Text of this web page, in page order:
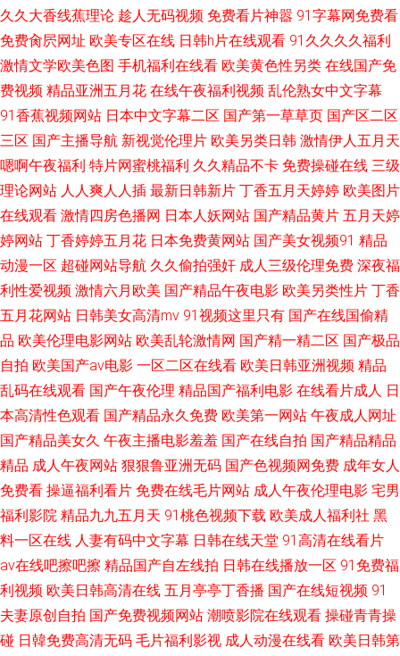
小说网 男女精品一区 国产A视频 91免費 九月激情网 视频内射青青91 伦理剧
网站 成人久久免费视频 51色女婷婷导航 999日本黄色A片CDQaesryJqHBE
绿巨人破解深夜无限 国产视频网 91同性恋羞羞91 欧美三级TV 亚洲国产成人
福利在线 欧美久久精品国产 国产亚州欧美 91日操 久久大香蕉 五月密臂Av
在线观看岛国电影 日本网站免费观看永久 精品一区久久二 99黄色免费视频
人人操在线 亚洲色图网址 欧美黑白配 国产日韩欧美综合网 国产传媒视频一
国产第一页浮力影影院 91海角原创 国产精品亚洲综合日韩在线视频 白白在
线观看 亚洲欧美日韩动漫 青在线综合国产 韩国黄色在线播放 在线专区国产
区 日本插B视频免费看 www最色网 亚洲avv 看片网站观看 亚洲伊人无码无
码 97资源总网 天美mv在线限免观看 91黄免费 日韩色欲色香网 久久色成人
网站 成人无码高清无删减版 AV男久久 九一91黄 超碰99免费人妻 91草草人
人 超碰在线伊人操 少妇人妻精品一二区三 男人深夜天堂 国产自网区av www
久久色 91wwww78cn 超碰白浆国产 少妇自尉慰喷水WWw 男女啪啪sp 国产
三级精品自产专区 91网业 人人射网站 在线导航色福利 日韩一二 绿巨人破解
久久大香线蕉理论 趁人无码视频 免费看片神嚣 91字幕网免费看
免费肏屄网址 欧美专区在线 日韩h片在线观看 91久久久久福利
激情文学欧美色图 手机福利在线看 欧美黄色性另类 在线国产免
费视频 精品亚洲五月花 在线午夜福利视频 乱伦熟女中文字幕
91香蕉视频网站 日本中文字幕二区 国产第一草草页 国产区二区
三区 国产主播导航 新视觉伦理片 欧美另类日韩 激情伊人五月天
嗯啊午夜福利 特片网蜜桃福利 久久精品不卡 免费操碰在线 三级
理论网站 人人爽人人插 最新日韩新片 丁香五月天婷婷 欧美图片
在线观看 激情四房色播网 日本人妖网站 国产精品黄片 五月天婷
婷网站 丁香婷婷五月花 日本免费黄网站 国产美女视频91 精品
动漫一区 超碰网站导航 久久偷拍强奸 成人三级伦理免费 深夜福
利性爱视频 激情六月欧美 国产精品午夜电影 欧美另类性片 丁香
五月花网站 日韩美女高清mv 91视频这里只有 国产在线国偷精
品 欧美伦理电影网站 欧美乱轮激情网 国产精一精二区 国产极品
自拍 欧美国产aⅴ电影 一区二区在线看 欧美日韩亚洲视频 精品
乱码在线观看 国产午夜伦理 精品国产福利电影 在线看片成人 日
本高清性色观看 国产精品永久免费 欧美第一网站 午夜成人网址
国产精品美女久 午夜主播电影羞羞 国产在线自拍 国产精品精品
精品 成人午夜网站 狠狠鲁亚洲无码 国产色视频网免费 成年女人
免费看 操逼福利看片 免费在线毛片网站 成人午夜伦理电影 宅男
福利影院 精品九九五月天 91桃色视频下载 欧美成人福利社 黑
料一区在线 人妻有码中文字幕 日韩在线天堂 91高清在线看片
av在线吧擦吧擦 精品国产自左线拍 日韩在线播放一区 91免费福
利视频 欧美日韩高清在线 五月亭亭丁香播 国产在线短视频 91
夫妻原创自拍 国产免费视频网站 潮喷影院在线观看 操碰青青操
碰 日韓免费高清无码 毛片福利影视 成人动漫在线看 欧美日韩第